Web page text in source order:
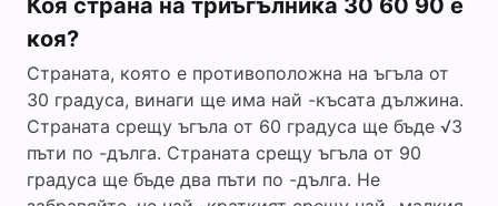
Коя страна на триъгълника 30 60 90 е
коя?
Страната, която е противоположна на ъгъла от
30 градуса, винаги ще има най -късата дължина.
Страната срещу ъгъла от 60 градуса ще бъде √3
пъти по -дълга. Страната срещу ъгъла от 90
градуса ще бъде два пъти по -дълга. Не